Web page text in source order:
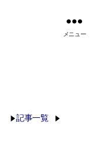
メニュー
記事一覧